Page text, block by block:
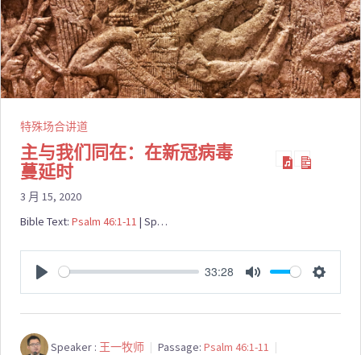
特殊场合讲道
主与我们同在：在新冠病毒
蔓延时
3 月 15, 2020
Bible Text: Psalm 46:1-11 | Sp…
PLAY
33:28
MUTE
Speaker : 王一牧师 Passage: Psalm 46:1-11